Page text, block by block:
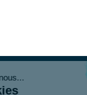
Bonjour c'est nous...
Les Cookies